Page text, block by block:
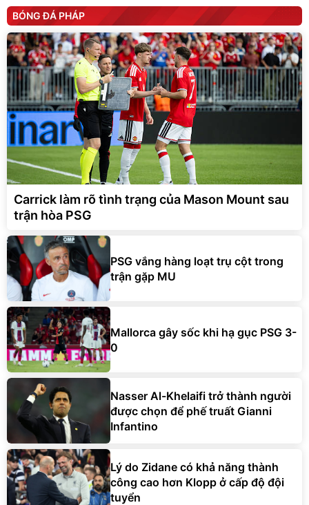
BÓNG ĐÁ PHÁP
Carrick làm rõ tình trạng của Mason Mount sau
trận hòa PSG
PSG vắng hàng loạt trụ cột trong
trận gặp MU
Mallorca gây sốc khi hạ gục PSG 3-
0
Nasser Al-Khelaifi trở thành người
được chọn để phế truất Gianni
Infantino
Lý do Zidane có khả năng thành
công cao hơn Klopp ở cấp độ đội
tuyển